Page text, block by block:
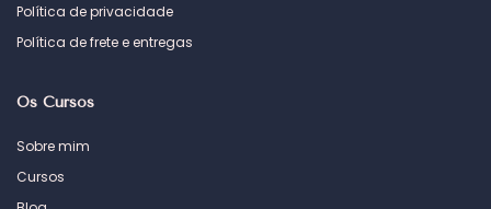
Política de privacidade
Política de frete e entregas
Os Cursos
Sobre mim
Cursos